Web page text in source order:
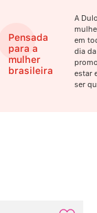
Pensada
para a
mulher
brasileira
A
em
dia
estar
ser